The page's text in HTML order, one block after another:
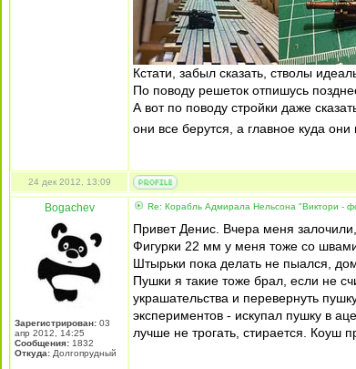
Кстати, забыл сказать, стволы
По поводу решеток отпишусь
А вот по поводу стройки даже
они все берутся, а главное куда
24 дек 2012, 13:09
Bogachev
Зарегистрирован: 03
апр 2012, 14:25
Сообщения: 1832
Откуда: Долгопрудный
Re: Корабль Адмирала Нельсона "Виктори -
Привет Денис. Вчера меня
Фигурки 22 мм у меня тоже со швами
Штырьки пока делать не пыался,
Пушки я такие тоже брал, если не
украшательства и перевернуть
экспериментов - искупал пушку в
лучше не трогать, стирается.